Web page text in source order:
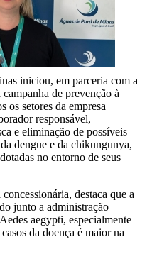
iniciou, em parceria com a
de prevenção à
os setores da empresa
responsável,
e eliminação de possíveis
dengue e da chikungunya,
no entorno de seus
destaca que a
junto a administração
aegypti, especialmente
da doença é maior na